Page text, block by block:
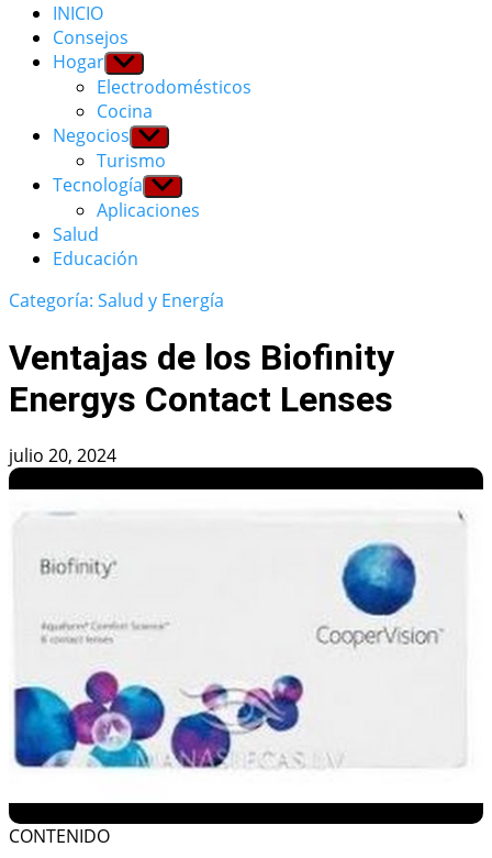
INICIO
Consejos
Hogar Show
sub
menu
Electrodomésticos
Cocina
Negocios Show
sub
menu
Turismo
Tecnología Show
sub
menu
Aplicaciones
Salud
Educación
Categoría: Salud y Energía
Ventajas de los Biofinity
Energys Contact Lenses
julio 20, 2024
CONTENIDO